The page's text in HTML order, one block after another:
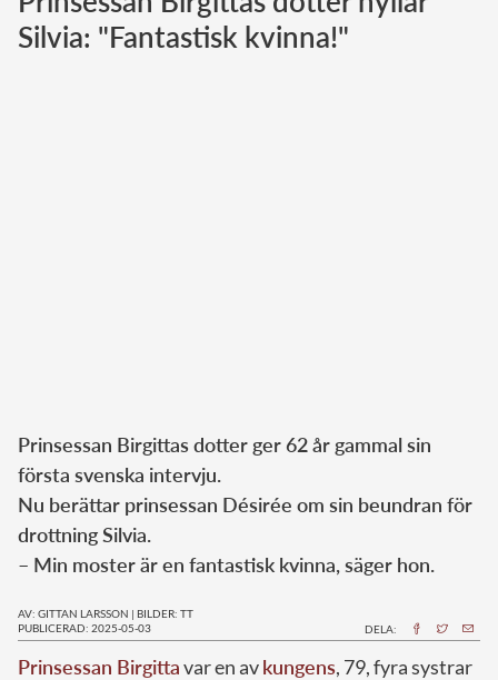
Norska kungahuset
Silvia: "Fantastisk kvinna!"
Prinsessan Birgittas dotter ger 62 år gammal sin
första svenska intervju.
Nu berättar prinsessan Désirée om sin beundran för
drottning Silvia.
– Min moster är en fantastisk kvinna, säger hon.
AV: GITTAN LARSSON | BILDER: TT
PUBLICERAD: 2025-05-03
DELA:
Prinsessan Birgittavar en avkungens, 79, fyra systrar